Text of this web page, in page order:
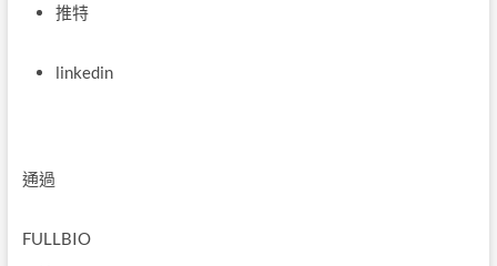
推特
linkedin
通過
FULLBIO